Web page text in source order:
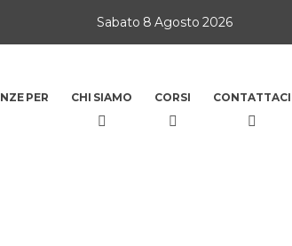
Sabato 8 Agosto 2026
PER CHI SIAMO CORSI CONTATTACI